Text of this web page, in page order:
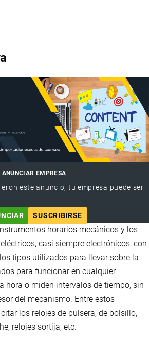
ANUNCIAR EMPRESA
este anuncio, tu empresa puede ser
SUSCRIBIRSE
horarios mecánicos y los
casi siempre electrónicos, con
tipos utilizados para llevar sobre la
para funcionar en cualquier
hora o miden intervalos de tiempo, sin
del mecanismo. Entre estos
los relojes de pulsera, de bolsillo,
relojes sortija, etc.